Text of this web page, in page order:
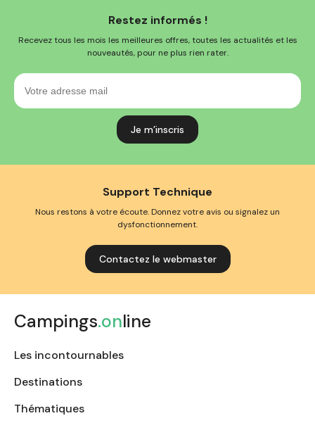
Restez informés !
Recevez tous les mois les meilleures offres, toutes les actualités et les
nouveautés, pour ne plus rien rater.
Votre
adresse
mail
Support Technique
Nous restons à votre écoute. Donnez votre avis ou signalez un
dysfonctionnement.
Contactez le webmaster
Campings.online
Les incontournables
Destinations
Thématiques